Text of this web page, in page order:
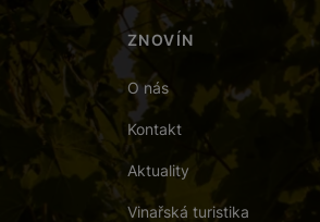
ZNOVÍN
O nás
Kontakt
Aktuality
Vinařská turistika